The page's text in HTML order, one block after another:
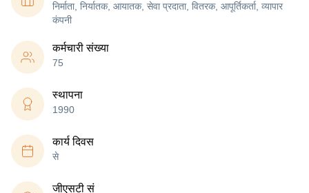
निर्माता, निर्यातक, आयातक, सेवा प्रदाता, वितरक, आपूर्तिकर्ता, व्यापार
कंपनी
कर्मचारी संख्या
75
स्थापना
1990
कार्य दिवस
से
जीएसटी सं